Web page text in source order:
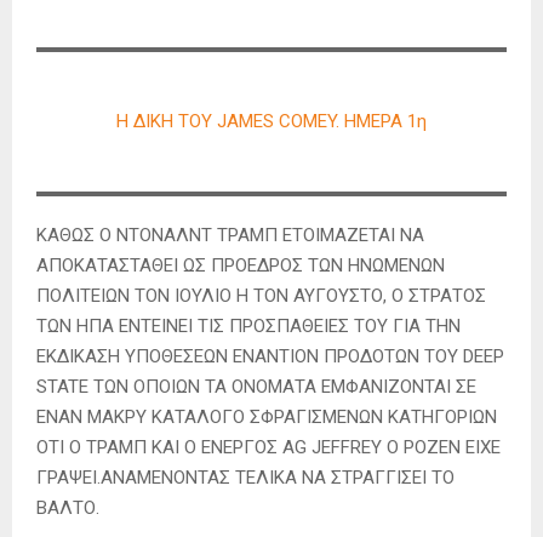
Η ΔΙΚΗ ΤΟΥ JAMES COMEY. ΗΜΕΡΑ 1η
ΚΑΘΩΣ Ο ΝΤΟΝΑΛΝΤ ΤΡΑΜΠ ΕΤΟΙΜΑΖΕΤΑΙ ΝΑ
ΑΠΟΚΑΤΑΣΤΑΘΕΙ ΩΣ ΠΡΟΕΔΡΟΣ ΤΩΝ ΗΝΩΜΕΝΩΝ
ΠΟΛΙΤΕΙΩΝ ΤΟΝ ΙΟΥΛΙΟ Η ΤΟΝ ΑΥΓΟΥΣΤΟ, Ο ΣΤΡΑΤΟΣ
ΤΩΝ ΗΠΑ ΕΝΤΕΙΝΕΙ ΤΙΣ ΠΡΟΣΠΑΘΕΙΕΣ ΤΟΥ ΓΙΑ ΤΗΝ
ΕΚΔΙΚΑΣΗ ΥΠΟΘΕΣΕΩΝ ΕΝΑΝΤΙΟΝ ΠΡΟΔΟΤΩΝ ΤΟΥ DEEP
STATE ΤΩΝ ΟΠΟΙΩΝ ΤΑ ΟΝΟΜΑΤΑ ΕΜΦΑΝΙΖΟΝΤΑΙ ΣΕ
ΕΝΑΝ ΜΑΚΡΥ ΚΑΤΑΛΟΓΟ ΣΦΡΑΓΙΣΜΕΝΩΝ ΚΑΤΗΓΟΡΙΩΝ
ΟΤΙ Ο ΤΡΑΜΠ ΚΑΙ Ο ΕΝΕΡΓΟΣ AG JEFFREY Ο ΡΟΖΕΝ ΕΙΧΕ
ΓΡΑΨΕΙ.ΑΝΑΜΕΝΟΝΤΑΣ ΤΕΛΙΚΑ ΝΑ ΣΤΡΑΓΓΙΣΕΙ ΤΟ
ΒΑΛΤΟ.